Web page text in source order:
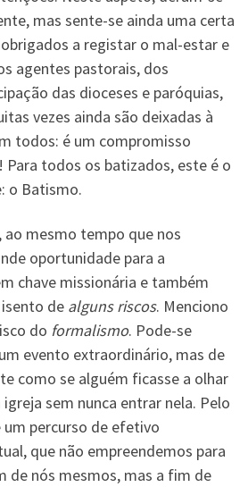
mas sente-se ainda uma certa
a registar o mal-estar e
agentes pastorais, dos
das dioceses e paróquias,
vezes ainda são deixadas à
todos: é um compromisso
Para todos os batizados, este é o
o Batismo.
mesmo tempo que nos
oportunidade para a
chave missionária e também
de alguns riscos. Menciono
do formalismo. Pode-se
evento extraordinário, mas de
como se alguém ficasse a olhar
sem nunca entrar nela. Pelo
percurso de efetivo
que não empreendemos para
de nós mesmos, mas a fim de